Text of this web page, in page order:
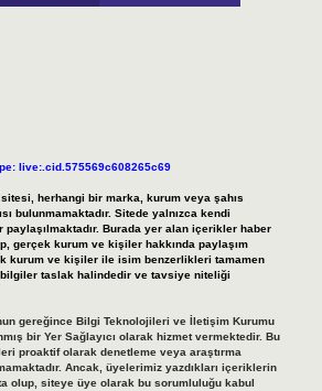
live:.cid.575569c608265c69
sitesi, herhangi bir marka, kurum veya şahıs
bulunmamaktadır. Sitede yalnızca kendi
paylaşılmaktadır. Burada yer alan içerikler haber
gerçek kurum ve kişiler hakkında paylaşım
kurum ve kişiler ile isim benzerlikleri tamamen
taslak halindedir ve tavsiye niteliği
gereğince Bilgi Teknolojileri ve İletişim Kurumu
bir Yer Sağlayıcı olarak hizmet vermektedir. Bu
proaktif olarak denetleme veya araştırma
Ancak, üyelerimiz yazdıkları içeriklerin
olup, siteye üye olarak bu sorumluluğu kabul